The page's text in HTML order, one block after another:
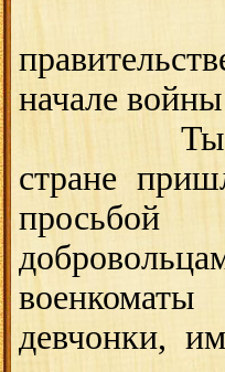
начале
Тысячи
стране
девчонки,